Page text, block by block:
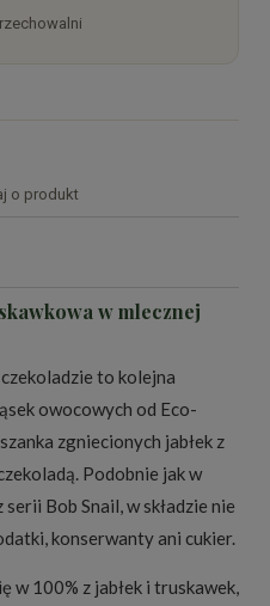
o produkt
w mlecznej
to kolejna
owocowych od Eco-
zgniecionych jabłek z
Podobnie jak w
Bob Snail, w składzie nie
konserwanty ani cukier.
w 100% z jabłek i truskawek,